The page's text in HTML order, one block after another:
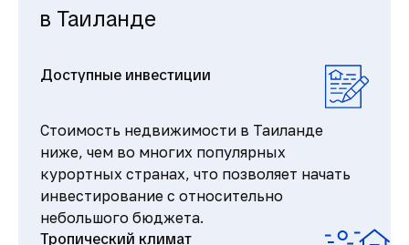
в Таиланде
Доступные инвестиции
Стоимость недвижимости в Таиланде
ниже, чем во многих популярных
курортных странах, что позволяет начать
инвестирование с относительно
небольшого бюджета.
Тропический климат